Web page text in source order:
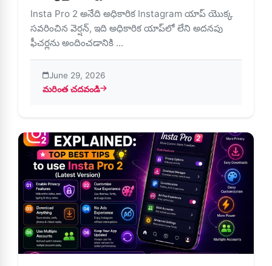
Insta Pro 2 అనేది అధికారిక Instagram యాప్ యొక్క
సవరించిన వెర్షన్, ఇది అధికారిక యాప్‌లో లేని అదనపు
ఫీచర్లను అందించడానికి ...
June 29, 2026
మరింత చదవండి
about Insta Pro 2 APK: ఫోటో ఎడిటింగ్ ఫీచర్లు మరియు